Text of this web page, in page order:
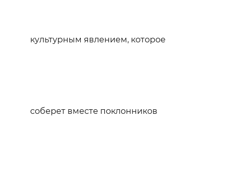
культурным явлением, которое
соберет вместе поклонников